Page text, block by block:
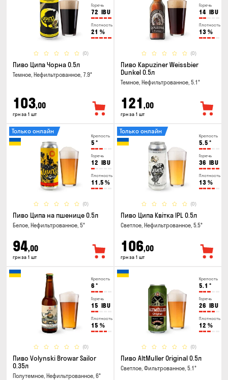
Горечь
72 IBU
Плотность
21 %
(0)
Пиво Ципа Чорна 0.5л
Темное, Нефильтрованное, 7.9°
103,00
грн за 1 шт
Горечь
14 IBU
Плотность
13 %
(0)
Пиво Kapuziner Weissbier
Dunkel 0.5л
Темное, Нефильтрованное, 5.1°
121 ,00
грн за 1 шт
Крепость
5 °
Горечь
12 IBU
Плотность
11.5 %
(0)
Только онлайн
Пиво Ципа на пшенице 0.5л
Белое, Нефильтрованное, 5°
94,00
грн за 1 шт
Крепость
5.5 °
Горечь
36 IBU
Плотность
13 %
(0)
Только онлайн
Пиво Ципа Квітка IPL 0.5л
Светлое, Нефильтрованное, 5.5°
106,00
грн за 1 шт
Крепость
6 °
Горечь
15 IBU
Плотность
15 %
(0)
Пиво Volynski Browar Sailor
0.35л
Полутемное, Нефильтрованное, 6°
Крепость
5.1 °
Горечь
26 IBU
Плотность
12 %
(0)
Пиво AltMuller Original 0.5л
Светлое, Фильтрованное, 5.1°